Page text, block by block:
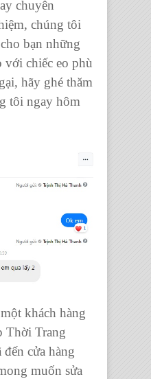
chuyên
chúng tôi
bạn những
với chiếc eo phù
hãy ghé thăm
tôi ngay hôm
khách hàng
Thời Trang
cửa hàng
muốn sửa